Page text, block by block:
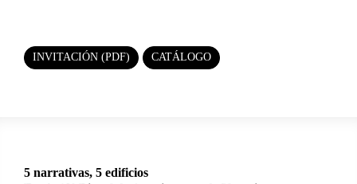
INVITACIÓN (PDF) CATÁLOGO
5 narrativas, 5 edificios